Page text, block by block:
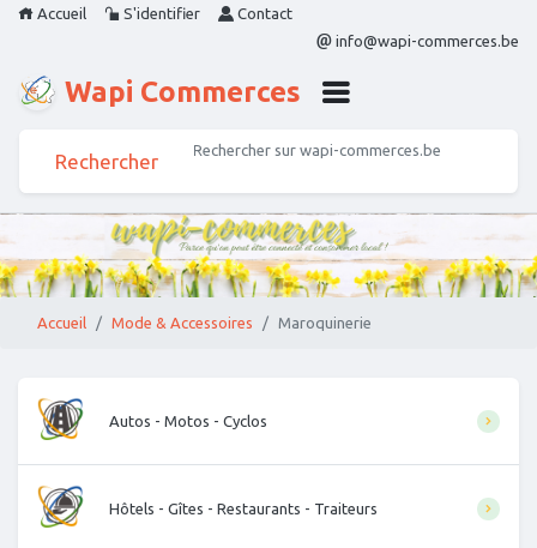
Accueil S'identifier
Contact
info@wapi-commerces.be
Wapi Commerces
Accueil Mode & Accessoires Maroquinerie
Autos - Motos - Cyclos
Hôtels - Gîtes - Restaurants - Traiteurs